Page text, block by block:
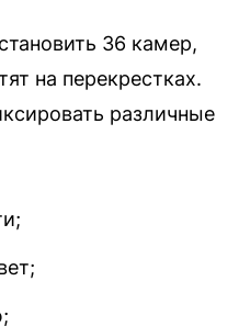
36 камер,
на перекрестках.
различные